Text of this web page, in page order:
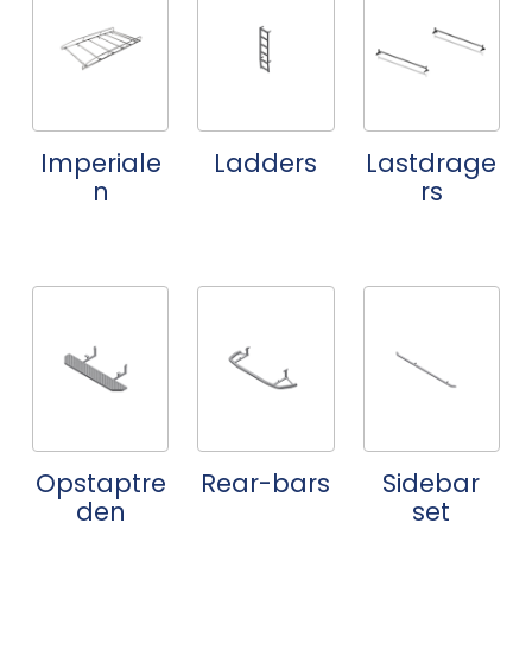
Imperiale
n
Ladders
Lastdrage
rs
Opstaptre
den
Rear-bars
Sidebar
set